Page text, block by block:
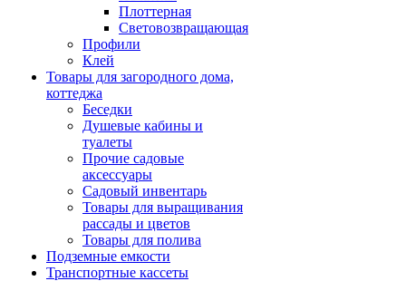
Плоттерная
Световозвращающая
Профили
Клей
Товары для загородного дома,
коттеджа
Беседки
Душевые кабины и
туалеты
Прочие садовые
аксессуары
Садовый инвентарь
Товары для выращивания
рассады и цветов
Товары для полива
Подземные емкости
Транспортные кассеты